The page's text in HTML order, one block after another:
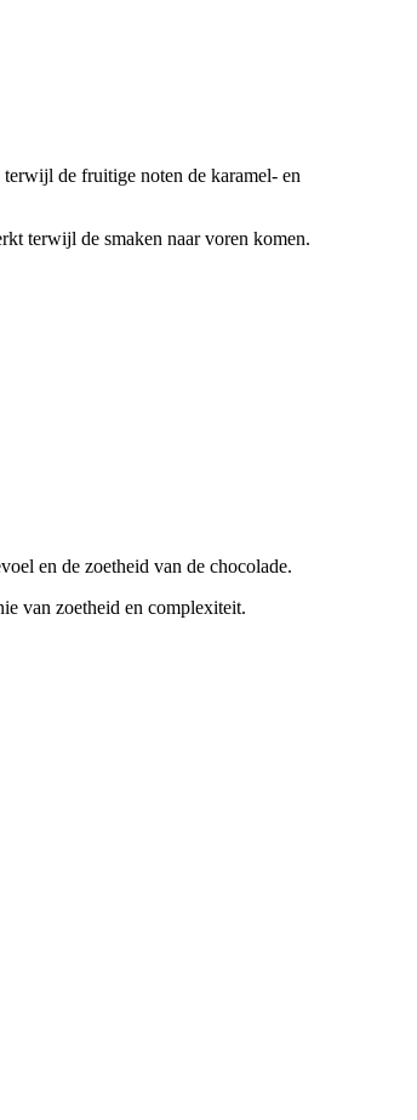
de fruitige noten de karamel- en
terwijl de smaken naar voren komen.
en de zoetheid van de chocolade.
van zoetheid en complexiteit.